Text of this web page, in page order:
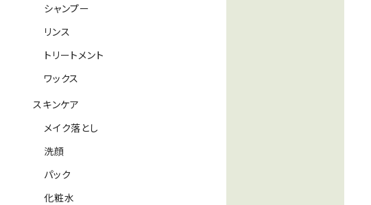
シャンプー
リンス
トリートメント
ワックス
スキンケア
メイク落とし
洗顔
パック
化粧水